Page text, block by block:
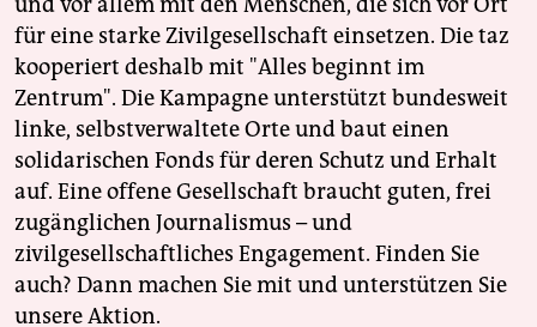
für eine starke Zivilgesellschaft einsetzen. Die taz
kooperiert deshalb mit "Alles beginnt im
Zentrum". Die Kampagne unterstützt bundesweit
linke, selbstverwaltete Orte und baut einen
solidarischen Fonds für deren Schutz und Erhalt
auf. Eine offene Gesellschaft braucht guten, frei
zugänglichen Journalismus – und
zivilgesellschaftliches Engagement. Finden Sie
auch? Dann machen Sie mit und unterstützen Sie
unsere Aktion.